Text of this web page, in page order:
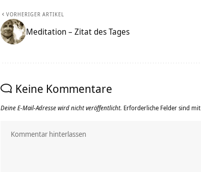
VORHERIGER ARTIKEL
Meditation – Zitat des Tages
Keine Kommentare
Deine E-Mail-Adresse wird nicht veröffentlicht. Erforderliche Felder sind mit